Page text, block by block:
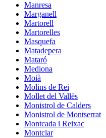
Manresa
Marganell
Martorell
Martorelles
Masquefa
Matadepera
Mataró
Mediona
Moià
Molins de Rei
Mollet del Vallès
Monistrol de Calders
Monistrol de Montserrat
Montcada i Reixac
Montclar